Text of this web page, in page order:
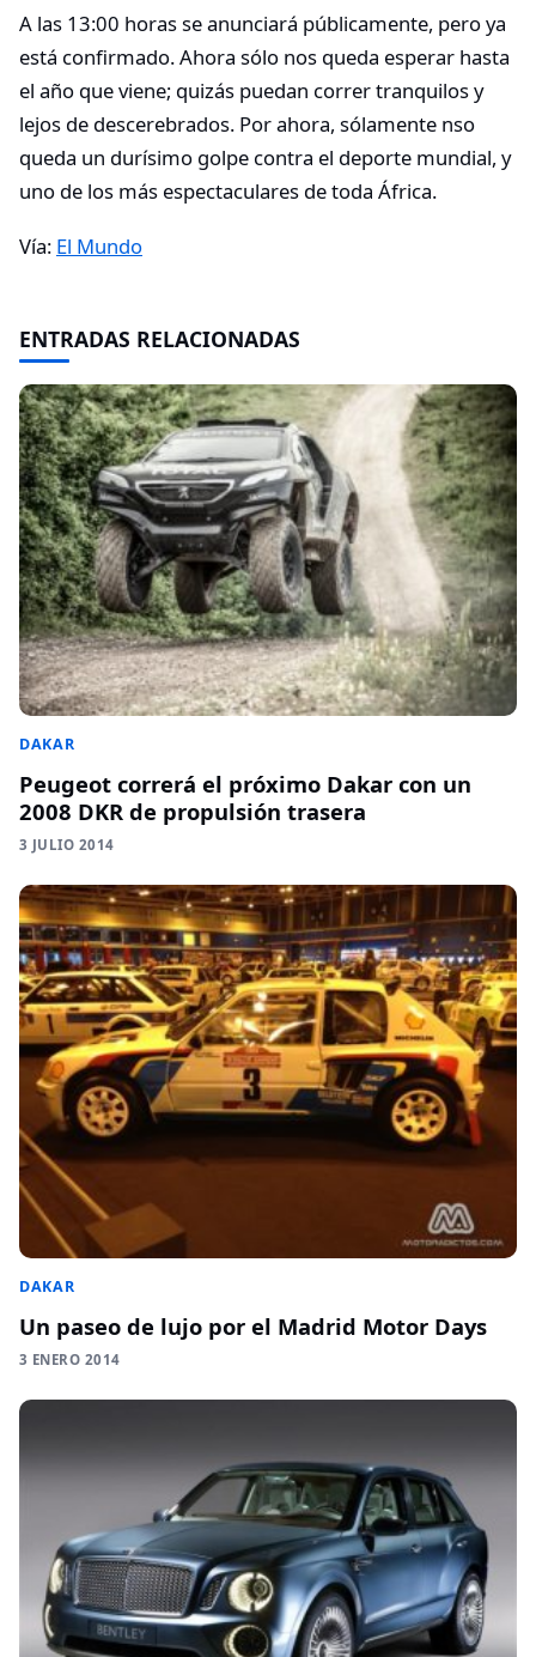
A las 13:00 horas se anunciará públicamente, pero ya
está confirmado. Ahora sólo nos queda esperar hasta
el año que viene; quizás puedan correr tranquilos y
lejos de descerebrados. Por ahora, sólamente nso
queda un durísimo golpe contra el deporte mundial, y
uno de los más espectaculares de toda África.
Vía: El Mundo
ENTRADAS RELACIONADAS
DAKAR
Peugeot correrá el próximo Dakar con un
2008 DKR de propulsión trasera
3 JULIO 2014
DAKAR
Un paseo de lujo por el Madrid Motor Days
3 ENERO 2014